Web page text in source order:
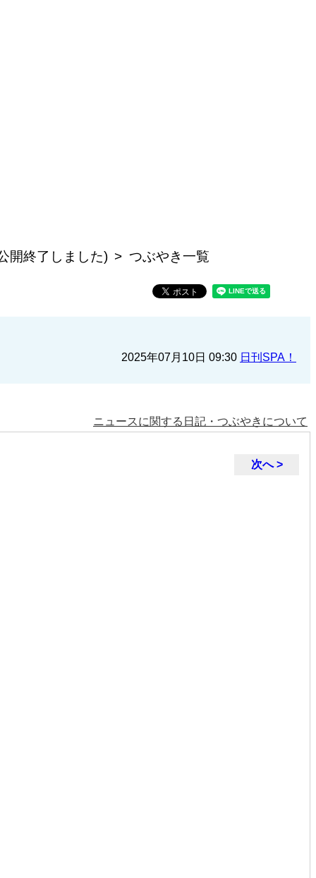
開終了しました) つぶやき一覧
2025年07月10日 09:30 日刊SPA！
ニュースに関する日記・つぶやきについて
次へ >